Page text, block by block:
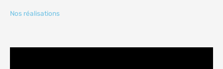
Nos réalisations